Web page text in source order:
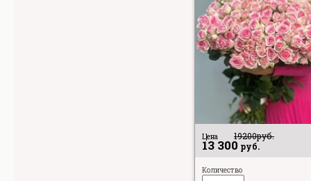
Цена 19200руб.
13 300 руб.
Количество